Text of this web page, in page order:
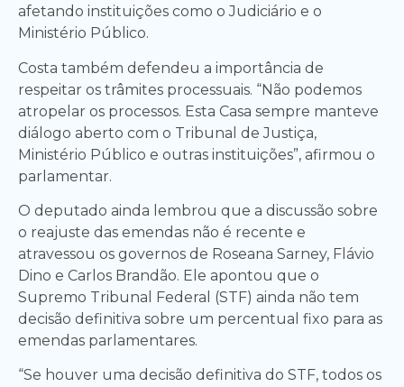
afetando instituições como o Judiciário e o
Ministério Público.
Costa também defendeu a importância de
respeitar os trâmites processuais. “Não podemos
atropelar os processos. Esta Casa sempre manteve
diálogo aberto com o Tribunal de Justiça,
Ministério Público e outras instituições”, afirmou o
parlamentar.
O deputado ainda lembrou que a discussão sobre
o reajuste das emendas não é recente e
atravessou os governos de Roseana Sarney, Flávio
Dino e Carlos Brandão. Ele apontou que o
Supremo Tribunal Federal (STF) ainda não tem
decisão definitiva sobre um percentual fixo para as
emendas parlamentares.
“Se houver uma decisão definitiva do STF, todos os